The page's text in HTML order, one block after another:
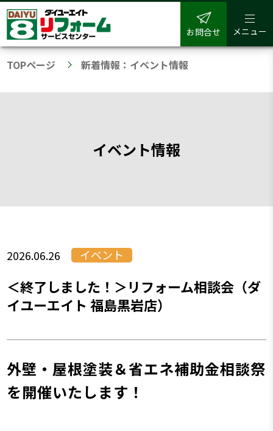
お問合せ メニュー
TOPページ 新着情報：イベント情報
イベント情報
2026.06.26 イベント
＜終了しました！＞リフォーム相談会（ダ
イユーエイト 福島黒岩店）
外壁・屋根塗装＆省エネ補助金相談祭
を開催いたします！